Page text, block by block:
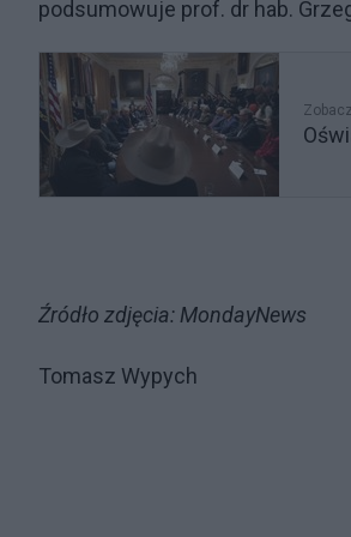
podsumowuje prof. dr hab.
Źródło zdjęcia: MondayNews
Tomasz Wypych